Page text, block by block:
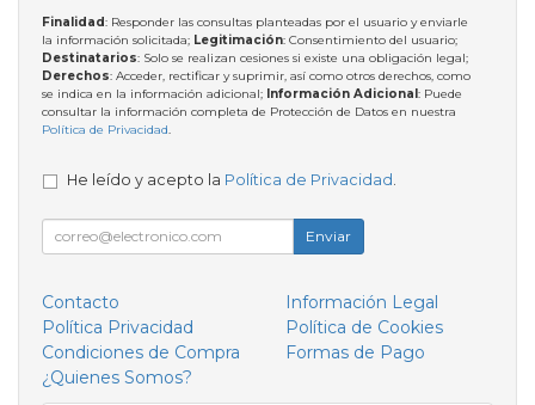
Finalidad: Responder las consultas planteadas por el usuario y enviarle
la información solicitada; Legitimación: Consentimiento del usuario;
Destinatarios: Solo se realizan cesiones si existe una obligación legal;
Derechos: Acceder, rectificar y suprimir, así como otros derechos, como
se indica en la información adicional; Información Adicional: Puede
consultar la información completa de Protección de Datos en nuestra
Política de Privacidad.
He leído y acepto la Política de Privacidad
Enviar
Contacto
Información Legal
Política Privacidad
Política de Cookies
Condiciones de Compra
Formas de Pago
¿Quienes Somos?